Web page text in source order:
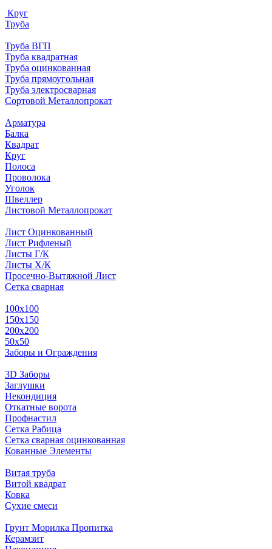
Круг
Труба
Труба ВГП
Труба квадратная
Труба оцинкованная
Труба прямоугольная
Труба электросварная
Сортовой Металлопрокат
Арматура
Балка
Квадрат
Круг
Полоса
Проволока
Уголок
Швеллер
Листовой Металлопрокат
Лист Оцинкованный
Лист Рифленый
Листы Г/К
Листы Х/К
Просечно-Вытяжной Лист
Сетка сварная
100х100
150х150
200х200
50х50
Заборы и Ограждения
3D Заборы
Заглушки
Некондиция
Откатные ворота
Профнастил
Сетка Рабица
Сетка сварная оцинкованная
Кованные Элементы
Витая труба
Витой квадрат
Ковка
Сухие смеси
Грунт Морилка Пропитка
Керамзит